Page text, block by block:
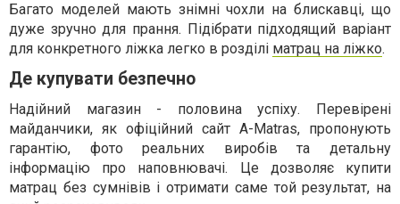
Багато моделей мають знімні чохли на блискавці, що
дуже зручно для прання. Підібрати підходящий варіант
для конкретного ліжка легко в розділі матрац на ліжко.
Де купувати безпечно
Надійний магазин - половина успіху. Перевірені
майданчики, як офіційний сайт A-Matras, пропонують
гарантію, фото реальних виробів та детальну
інформацію про наповнювачі. Це дозволяє купити
матрац без сумнівів і отримати саме той результат, на